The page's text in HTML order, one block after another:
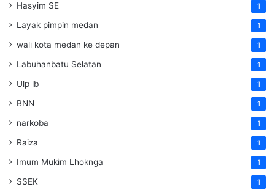
Hasyim SE 1
Layak pimpin medan 1
wali kota medan ke depan 1
Labuhanbatu Selatan 1
Ulp lb 1
BNN 1
narkoba 1
Raiza 1
Imum Mukim Lhoknga 1
SSEK 1